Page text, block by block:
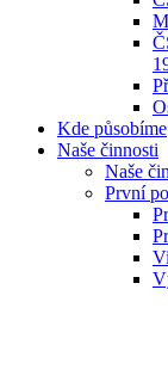
Kde působíme
Naše činnosti
Naše
První